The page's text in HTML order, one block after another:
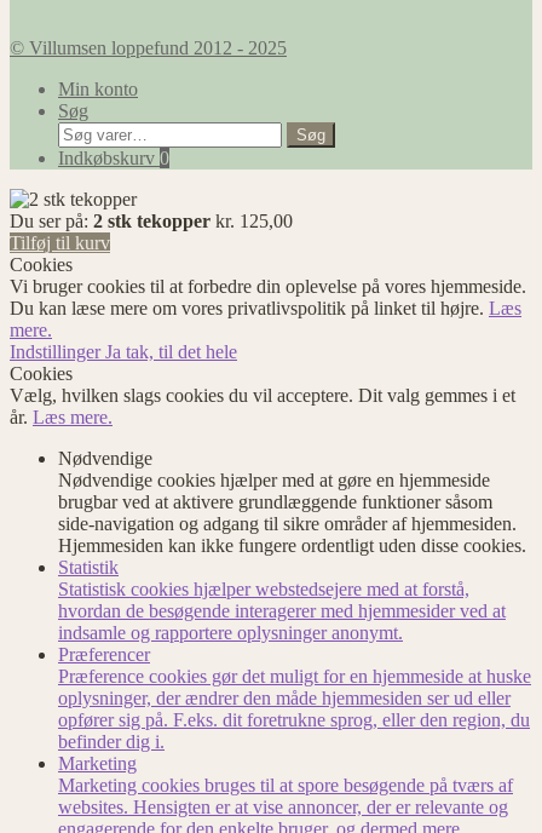
© Villumsen loppefund 2012 - 2025
Min konto
Søg
Søg
efter:
Søg
Indkøbskurv 0
Du ser på: 2 stk tekopper kr. 125,00
Tilføj til kurv
Cookies
Vi bruger cookies til at forbedre din oplevelse på vores hjemmeside.
Du kan læse mere om vores privatlivspolitik på linket til højre. Læs
mere.
IndstillingerJa tak, til det hele
Cookies
Vælg, hvilken slags cookies du vil acceptere. Dit valg gemmes i et
år. Læs mere.
Nødvendige
Nødvendige cookies hjælper med at gøre en hjemmeside
brugbar ved at aktivere grundlæggende funktioner såsom
side-navigation og adgang til sikre områder af hjemmesiden.
Hjemmesiden kan ikke fungere ordentligt uden disse cookies.
Statistik
Statistisk cookies hjælper webstedsejere med at forstå,
hvordan de besøgende interagerer med hjemmesider ved at
indsamle og rapportere oplysninger anonymt.
Præferencer
Præference cookies gør det muligt for en hjemmeside at huske
oplysninger, der ændrer den måde hjemmesiden ser ud eller
opfører sig på. F.eks. dit foretrukne sprog, eller den region, du
befinder dig i.
Marketing
Marketing cookies bruges til at spore besøgende på tværs af
websites. Hensigten er at vise annoncer, der er relevante og
engagerende for den enkelte bruger, og dermed mere